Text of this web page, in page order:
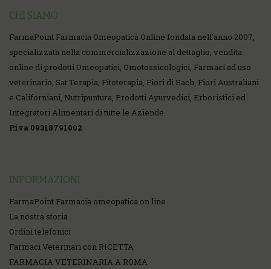
CHI SIAMO
FarmaPoint Farmacia Omeopatica Online fondata nell'anno 2007,
specializzata nella commercializzazione al dettaglio, vendita
online di prodotti Omeopatici, Omotossicologici, Farmaci ad uso
veterinario, Sat Terapia, Fitoterapia, Fiori di Bach, Fiori Australiani
e Californiani, Nutripuntura, Prodotti Ayurvedici, Erboristici ed
Integratori Alimentari di tutte le Aziende.
P.iva 09318791002
INFORMAZIONI
FarmaPoint Farmacia omeopatica on line
La nostra storia
Ordini telefonici
Farmaci Veterinari con RICETTA
FARMACIA VETERINARIA A ROMA